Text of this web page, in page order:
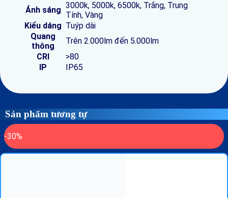
Ánh sáng 3000k, 5000k, 6500k, Trắng, Trung
Tính, Vàng
Kiểu dáng Tuýp dài
Quang
thông
Trên 2.000lm đến 5.000lm
CRI
>80
IP
IP65
Sản phẩm tương tự
-30%